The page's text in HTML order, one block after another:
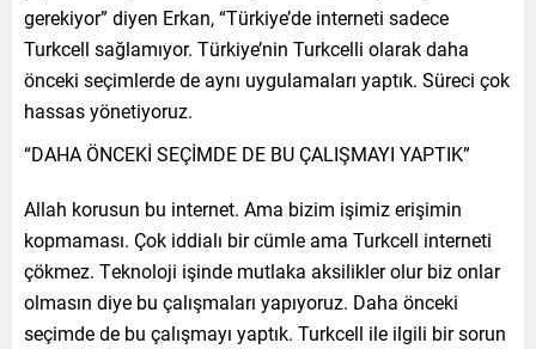
gerekiyor” diyen Erkan, “Türkiye’de interneti sadece
Turkcell sağlamıyor. Türkiye’nin Turkcelli olarak daha
önceki seçimlerde de aynı uygulamaları yaptık. Süreci çok
hassas yönetiyoruz.
“DAHA ÖNCEKİ SEÇİMDE DE BU ÇALIŞMAYI YAPTIK”
Allah korusun bu internet. Ama bizim işimiz erişimin
kopmaması. Çok iddialı bir cümle ama Turkcell interneti
çökmez. Teknoloji işinde mutlaka aksilikler olur biz onlar
olmasın diye bu çalışmaları yapıyoruz. Daha önceki
seçimde de bu çalışmayı yaptık. Turkcell ile ilgili bir sorun